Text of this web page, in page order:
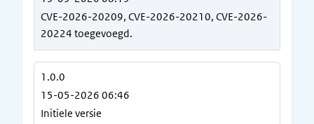
CVE-2026-20209, CVE-2026-20210, CVE-2026-
20224 toegevoegd.
1.0.0
15-05-2026 06:46
Initiele versie